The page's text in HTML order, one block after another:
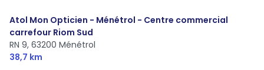
Atol Mon Opticien - Ménétrol - Centre commercial
carrefour Riom Sud
RN 9, 63200 Ménétrol
38,7 km